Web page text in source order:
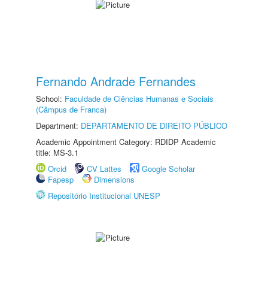
Fernando Andrade Fernandes
School: Faculdade de Ciências Humanas e Sociais
(Câmpus de Franca)
Department: DEPARTAMENTO DE DIREITO PÚBLICO
Academic Appointment Category: RDIDP Academic
title: MS-3.1
Orcid
CV Lattes
Google Scholar
Fapesp
Dimensions
Repositório Institucional UNESP